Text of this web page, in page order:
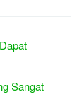
Sangat